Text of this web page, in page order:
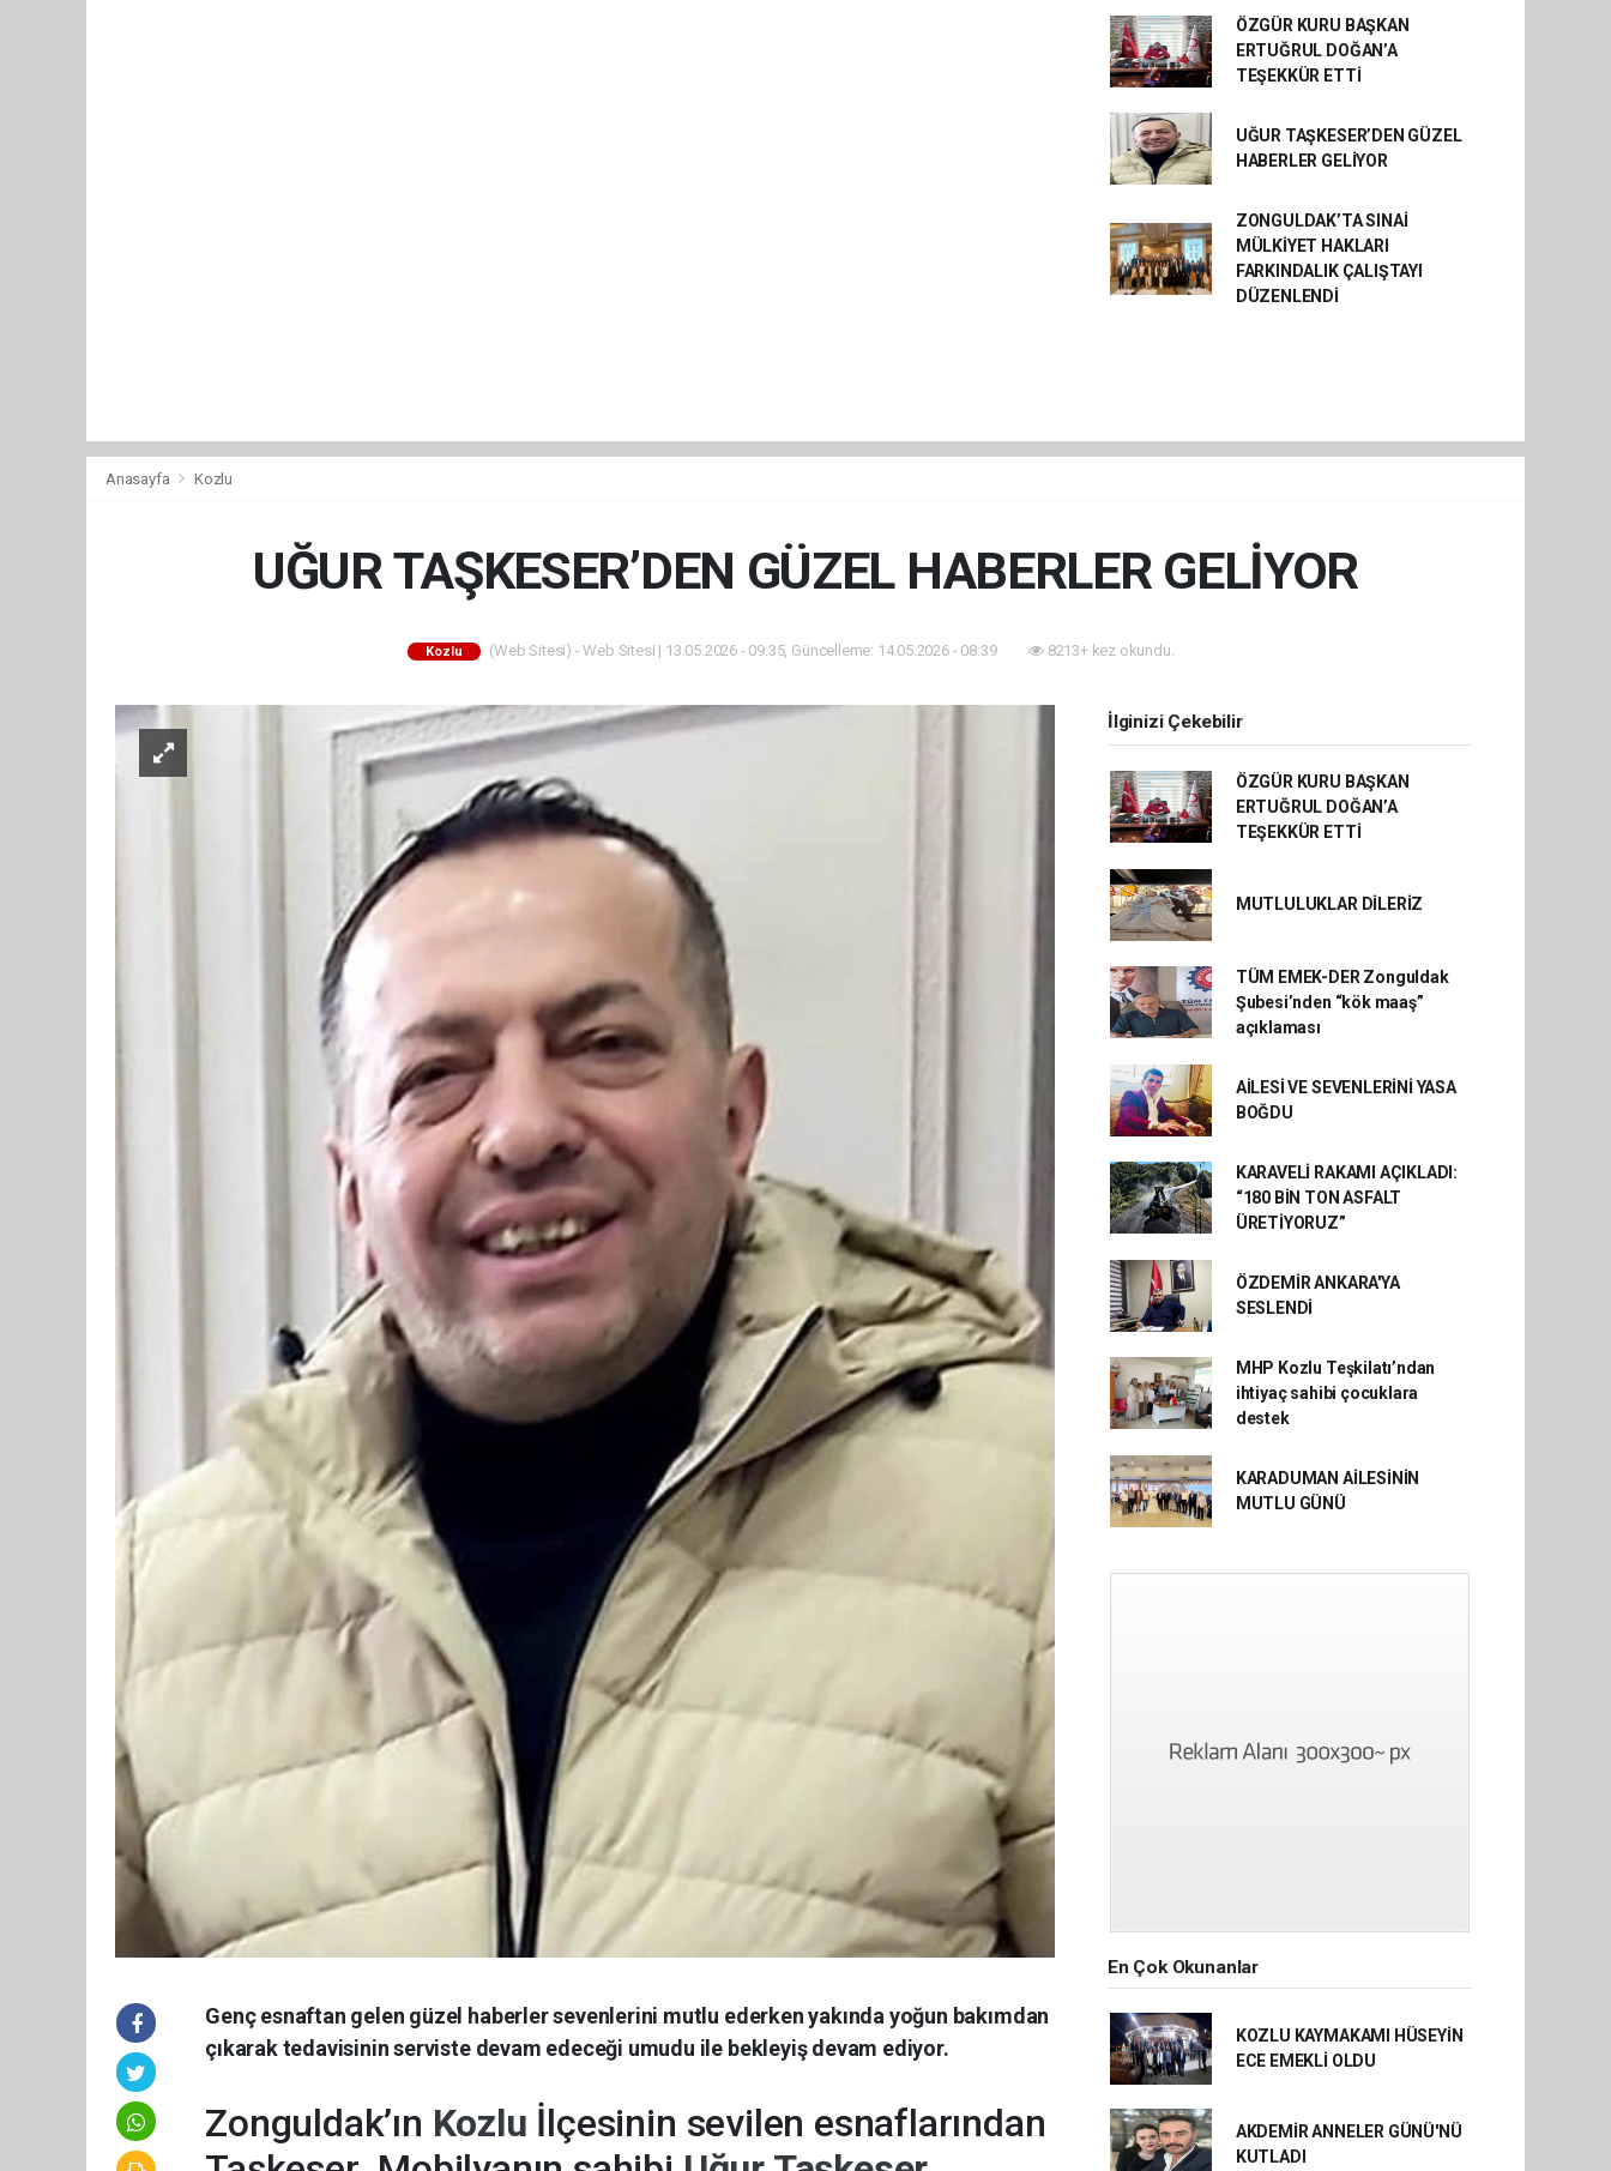
ÖZGÜR KURU BAŞKAN
ERTUĞRUL DOĞAN’A
TEŞEKKÜR ETTİ
UĞUR TAŞKESER’DEN GÜZEL
HABERLER GELİYOR
ZONGULDAK’TA SINAİ
MÜLKİYET HAKLARI
FARKINDALIK ÇALIŞTAYI
DÜZENLENDİ
Anasayfa Kozlu
UĞUR TAŞKESER’DEN GÜZEL HABERLER GELİYOR
Kozlu (Web Sitesi) - Web Sitesi | 13.05.2026 - 09:35, Güncelleme: 14.05.2026 - 08:39 8213+ kez okundu.
Genç esnaftan gelen güzel haberler sevenlerini mutlu ederken yakında yoğun bakımdan
çıkarak tedavisinin serviste devam edeceği umudu ile bekleyiş devam ediyor.
Zonguldak’ın Kozlu İlçesinin sevilen esnaflarından
İlginizi Çekebilir
ÖZGÜR KURU BAŞKAN
ERTUĞRUL DOĞAN’A
TEŞEKKÜR ETTİ
MUTLULUKLAR DİLERİZ
TÜM EMEK-DER Zonguldak
Şubesi’nden “kök maaş”
açıklaması
AİLESİ VE SEVENLERİNİ YASA
BOĞDU
KARAVELİ RAKAMI AÇIKLADI:
“180 BİN TON ASFALT
ÜRETİYORUZ”
ÖZDEMİR ANKARA'YA
SESLENDİ
MHP Kozlu Teşkilatı’ndan
ihtiyaç sahibi çocuklara
destek
KARADUMAN AİLESİNİN
MUTLU GÜNÜ
En Çok Okunanlar
KOZLU KAYMAKAMI HÜSEYİN
ECE EMEKLİ OLDU
AKDEMİR ANNELER GÜNÜ'NÜ
KUTLADI